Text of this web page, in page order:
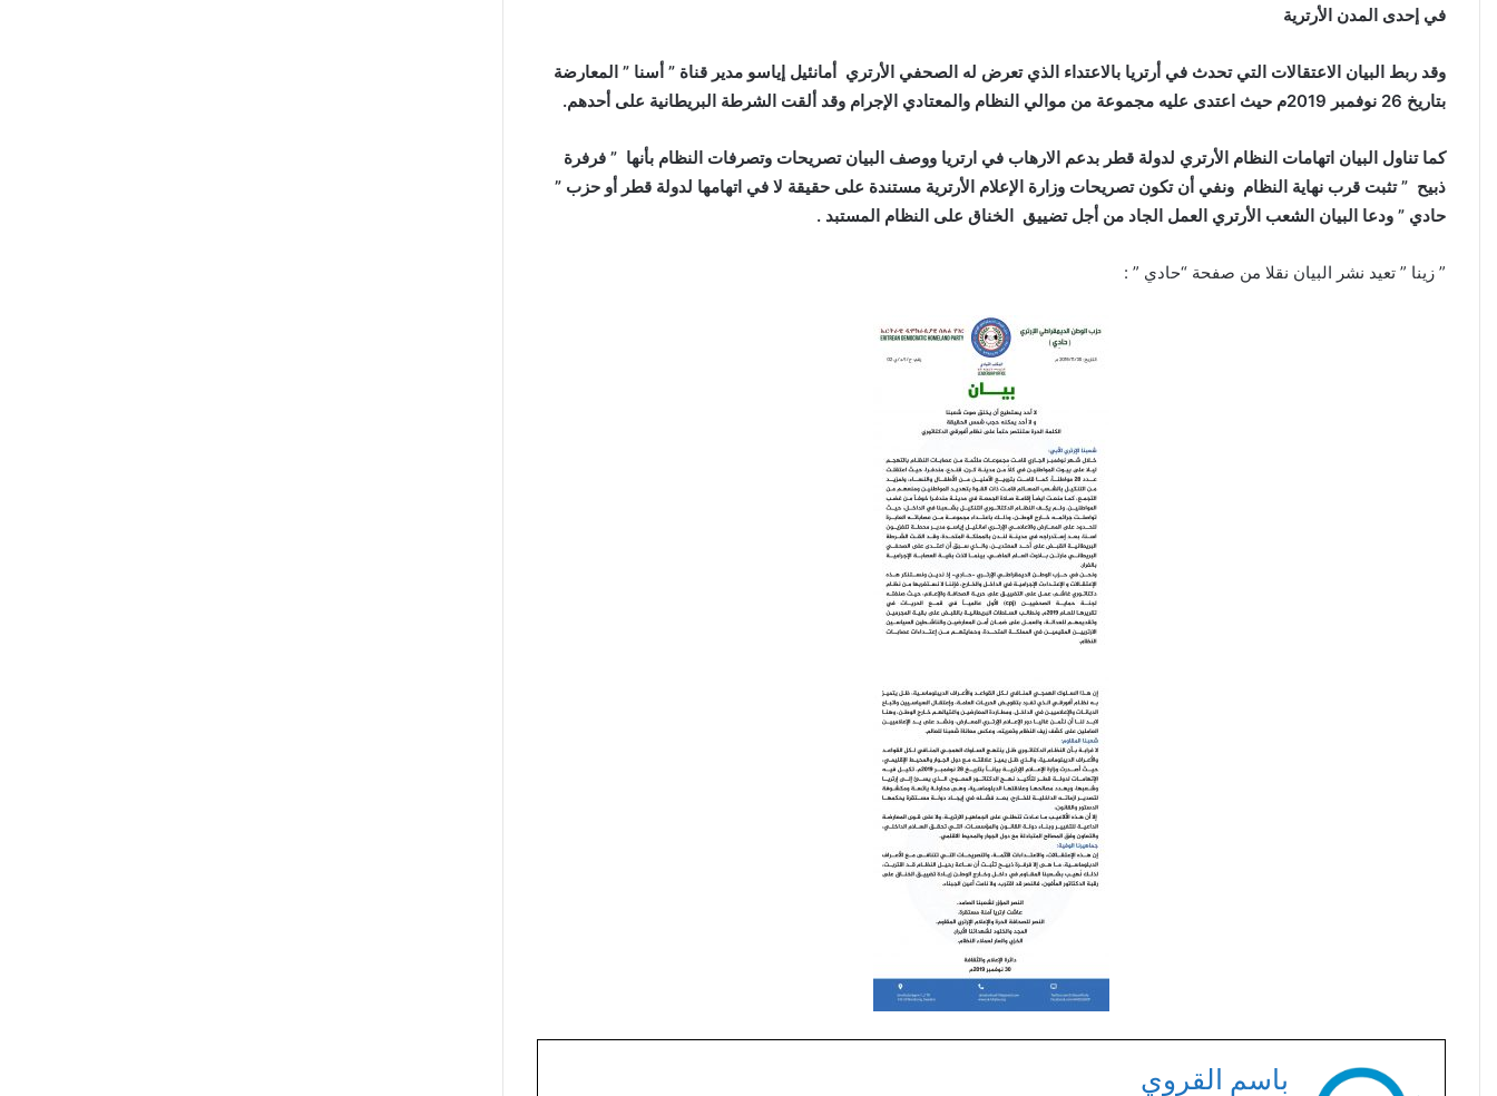
في إحدى المدن الأرترية
وقد ربط البيان الاعتقالات التي تحدث في أرتريا بالاعتداء الذي تعرض له الصحفي الأرتري أمانئيل إياسو مدير قناة ” أسنا ” المعارضة
بتاريخ 26 نوفمبر 2019م حيث اعتدى عليه مجموعة من موالي النظام والمعتادي الإجرام وقد ألقت الشرطة البريطانية على أحدهم.
كما تناول البيان اتهامات النظام الأرتري لدولة قطر بدعم الارهاب في ارتريا ووصف البيان تصريحات وتصرفات النظام بأنها ” فرفرة
ذبيح ” تثبت قرب نهاية النظام ونفي أن تكون تصريحات وزارة الإعلام الأرترية مستندة على حقيقة لا في اتهامها لدولة قطر أو حزب ”
حادي ” ودعا البيان الشعب الأرتري العمل الجاد من أجل تضييق الخناق على النظام المستبد .
” زينا ” تعيد نشر البيان نقلا من صفحة “حادي ” :
باسم القروي